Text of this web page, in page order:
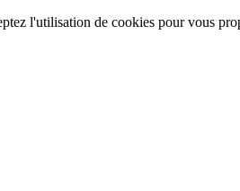
l'utilisation de cookies pour vous